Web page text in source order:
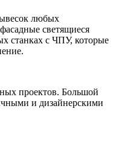
любых
светящиеся
станках с ЧПУ, которые
проектов. Большой
и дизайнерскими